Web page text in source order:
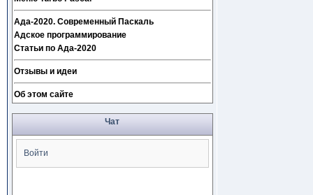
Ада-2020. Современный Паскаль
Адское программирование
Статьи по Ада-2020
Отзывы и идеи
Об этом сайте
Чат
Войти